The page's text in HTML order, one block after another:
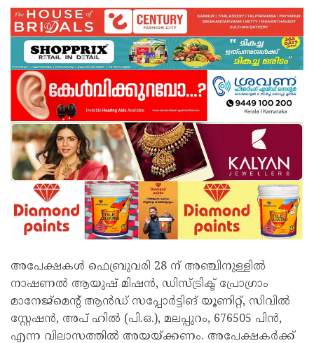
അപേക്ഷകൾ ഫെബ്രുവരി 28 ന് അഞ്ചിനുള്ളിൽ
നാഷണൽ ആയുഷ് മിഷൻ, ഡിസ്ട്രിക്ട് പ്രോഗ്രാം
മാനേജ്മെന്റ് ആൻഡ് സപ്പോർട്ടിങ് യൂണിറ്റ്, സിവിൽ
സ്റ്റേഷൻ, അപ് ഹിൽ (പി.ഒ.), മലപ്പുറം, 676505 പിൻ,
എന്ന വിലാസത്തിൽ അയയ്ക്കണം. അപേക്ഷകർക്ക്